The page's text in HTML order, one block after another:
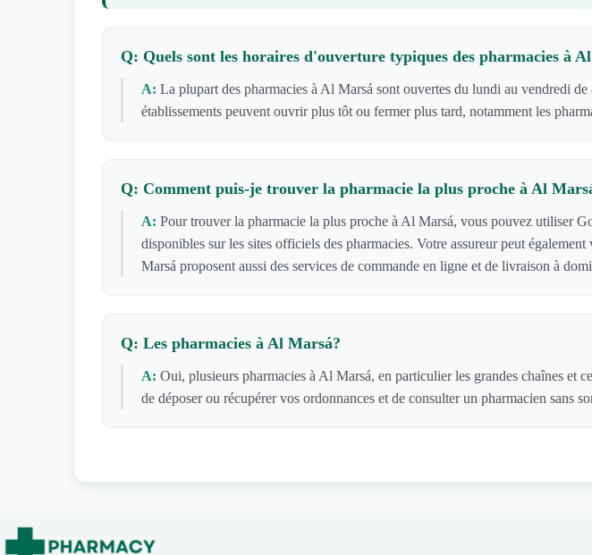
Q: Quels sont les horaires d'ouverture typiques des pharmacies à
A: La plupart des pharmacies à Al Marsá sont ouvertes du lundi au vendredi
établissements peuvent ouvrir plus tôt ou fermer plus tard, notamment les
Q: Comment puis-je trouver la pharmacie la plus proche à Al
A: Pour trouver la pharmacie la plus proche à Al Marsá, vous pouvez utiliser
disponibles sur les sites officiels des pharmacies. Votre assureur peut
Marsá proposent aussi des services de commande en ligne et de livraison à
Q: Les pharmacies à Al Marsá?
A: Oui, plusieurs pharmacies à Al Marsá, en particulier les grandes chaînes et
de déposer ou récupérer vos ordonnances et de consulter un pharmacien sans